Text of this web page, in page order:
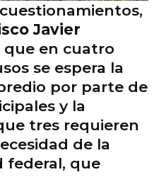
Javier
que en cuatro
se espera la
por parte de
y la
tres requieren
de la
federal, que